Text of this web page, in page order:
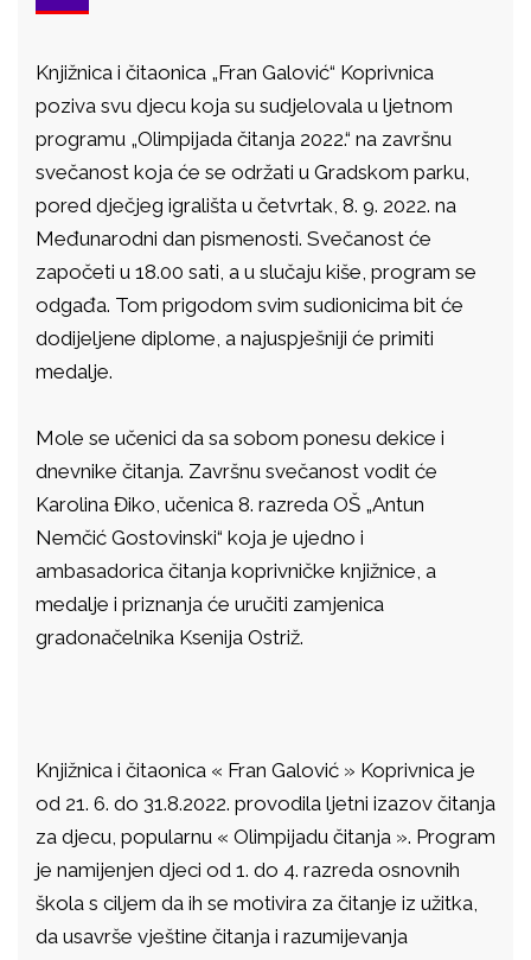
Knjižnica i čitaonica „Fran Galović“ Koprivnica
poziva svu djecu koja su sudjelovala u ljetnom
programu „Olimpijada čitanja 2022.“ na završnu
svečanost koja će se održati u Gradskom parku,
pored dječjeg igrališta u četvrtak, 8. 9. 2022. na
Međunarodni dan pismenosti. Svečanost će
započeti u 18.00 sati, a u slučaju kiše, program se
odgađa. Tom prigodom svim sudionicima bit će
dodijeljene diplome, a najuspješniji će primiti
medalje.
Mole se učenici da sa sobom ponesu dekice i
dnevnike čitanja. Završnu svečanost vodit će
Karolina Điko, učenica 8. razreda OŠ „Antun
Nemčić Gostovinski“ koja je ujedno i
ambasadorica čitanja koprivničke knjižnice, a
medalje i priznanja će uručiti zamjenica
gradonačelnika Ksenija Ostriž.
Knjižnica i čitaonica « Fran Galović » Koprivnica je
od 21. 6. do 31.8.2022. provodila ljetni izazov čitanja
za djecu, popularnu « Olimpijadu čitanja ». Program
je namijenjen djeci od 1. do 4. razreda osnovnih
škola s ciljem da ih se motivira za čitanje iz užitka,
da usavrše vještine čitanja i razumijevanja